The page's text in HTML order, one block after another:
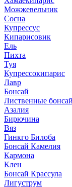
Можжевельник
Сосна
Купрессус
Кипарисовик
Ель
Пихта
Туя
Купрессокипарис
Лавр
Бонсай
Лиственные бонсай
Азалия
Бирючина
Вяз
Гинкго Билоба
Бонсай Камелия
Кармона
Клен
Бонсай Крассула
Лигуструм